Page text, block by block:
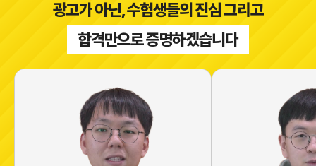
광고가 아닌, 수험생들의 진심 그리고
합격만으로 증명하겠습니다